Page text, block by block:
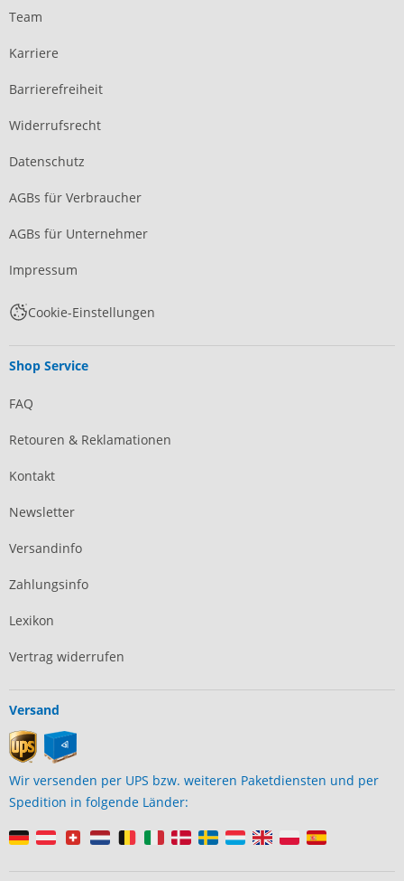
Team
Karriere
Barrierefreiheit
Widerrufsrecht
Datenschutz
AGBs für Verbraucher
AGBs für Unternehmer
Impressum
Cookie-Einstellungen
Shop Service
FAQ
Retouren & Reklamationen
Kontakt
Newsletter
Versandinfo
Zahlungsinfo
Lexikon
Vertrag widerrufen
Versand
Wir versenden per UPS bzw. weiteren Paketdiensten und per
Spedition in folgende Länder: